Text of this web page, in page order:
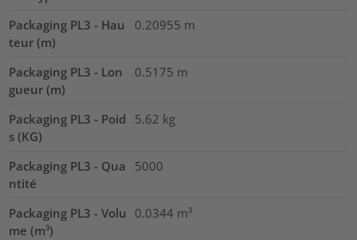
Packaging PL3 - Hau
teur (m)
0.20955 m
Packaging PL3 - Lon
gueur (m)
0.5175 m
Packaging PL3 - Poid
s (KG)
5.62 kg
Packaging PL3 - Qua
ntité
5000
Packaging PL3 - Volu
me (m³)
0.0344 m³